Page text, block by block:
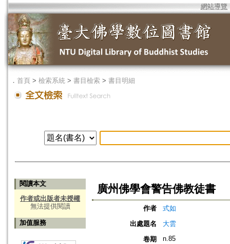
網站導覽
． 首頁 > 檢索系統 > 書目檢索 > 書目明細
閱讀本文
作者或出版者未授權
無法提供閱讀
加值服務
廣州佛學會警告佛教徒書
作者
式如
出處題名
大雲
卷期
n.85